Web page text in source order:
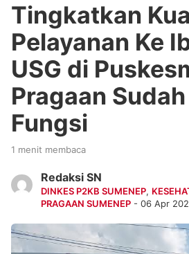
Tingkatkan
Pelayanan Ke
USG di
Pragaan
Fungsi
1 menit membaca
Redaksi SN
DINKES P2KB SUMENEP,
PRAGAAN SUMENEP- 06 Apr